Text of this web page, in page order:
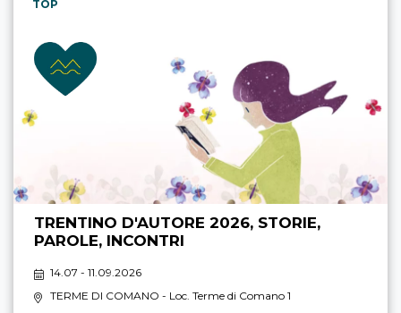
TOP
TRENTINO D'AUTORE 2026, STORIE,
PAROLE, INCONTRI
14.07 - 11.09.2026
TERME DI COMANO - Loc. Terme di Comano 1